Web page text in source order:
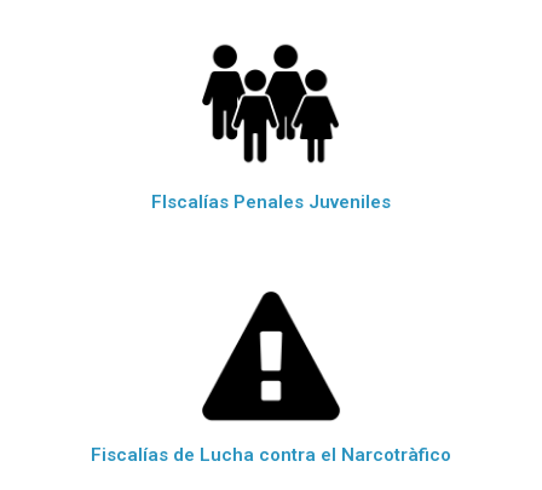
FIscalías Penales Juveniles
Fiscalías de Lucha contra el Narcotràfico